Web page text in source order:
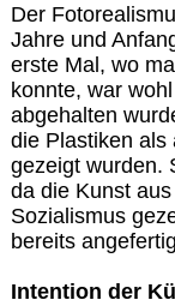
Der
Jahre und
erste Mal, wo
konnte, war
abgehalten
die Plastiken als
gezeigt wurden.
da die Kunst
Sozialismus
bereits
Intention der